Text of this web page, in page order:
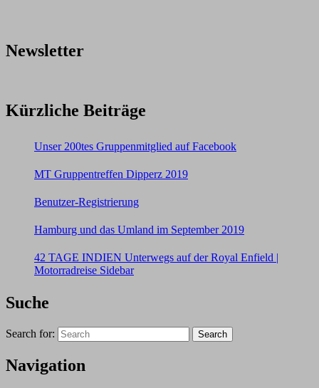
Newsletter
Kürzliche Beiträge
Unser 200tes Gruppenmitglied auf Facebook
MT Gruppentreffen Dipperz 2019
Benutzer-Registrierung
Hamburg und das Umland im September 2019
42 TAGE INDIEN Unterwegs auf der Royal Enfield |
Motorradreise Sidebar
Suche
Search for: Search
Navigation